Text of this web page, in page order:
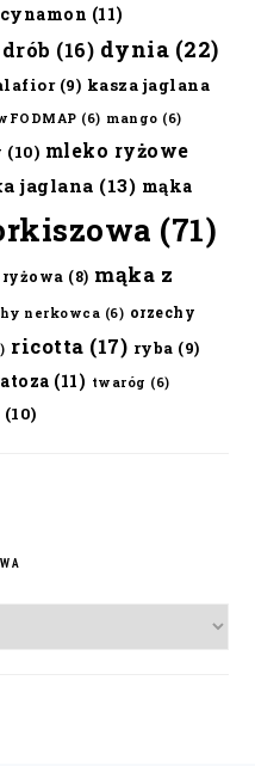
cynamon (11)
drób (16) dynia (22)
(9) kasza jaglana
(6) mango (6)
(10) mleko ryżowe
jaglana (13) mąka
(71)
ryżowa (8) mąka z
nerkowca (6) orzechy
ricotta (17) ryba (9)
(11) twaróg (6)
(10)